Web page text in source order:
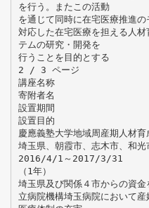
を行う。またこの活動
を通じて同時に在宅医療推進
対応した在宅医療を担える人
テムの研究・開発を
行うことを目的とする
2 / 3 ページ
講座名称
寄附者名
設置期間
設置目的
慶應義塾大学地域周産期人材
埼玉県、朝霞市、志木市、和光
2016/4/1～2017/3/31
（1年）
埼玉県及び関係４市からの資
立病院機構埼玉病院において